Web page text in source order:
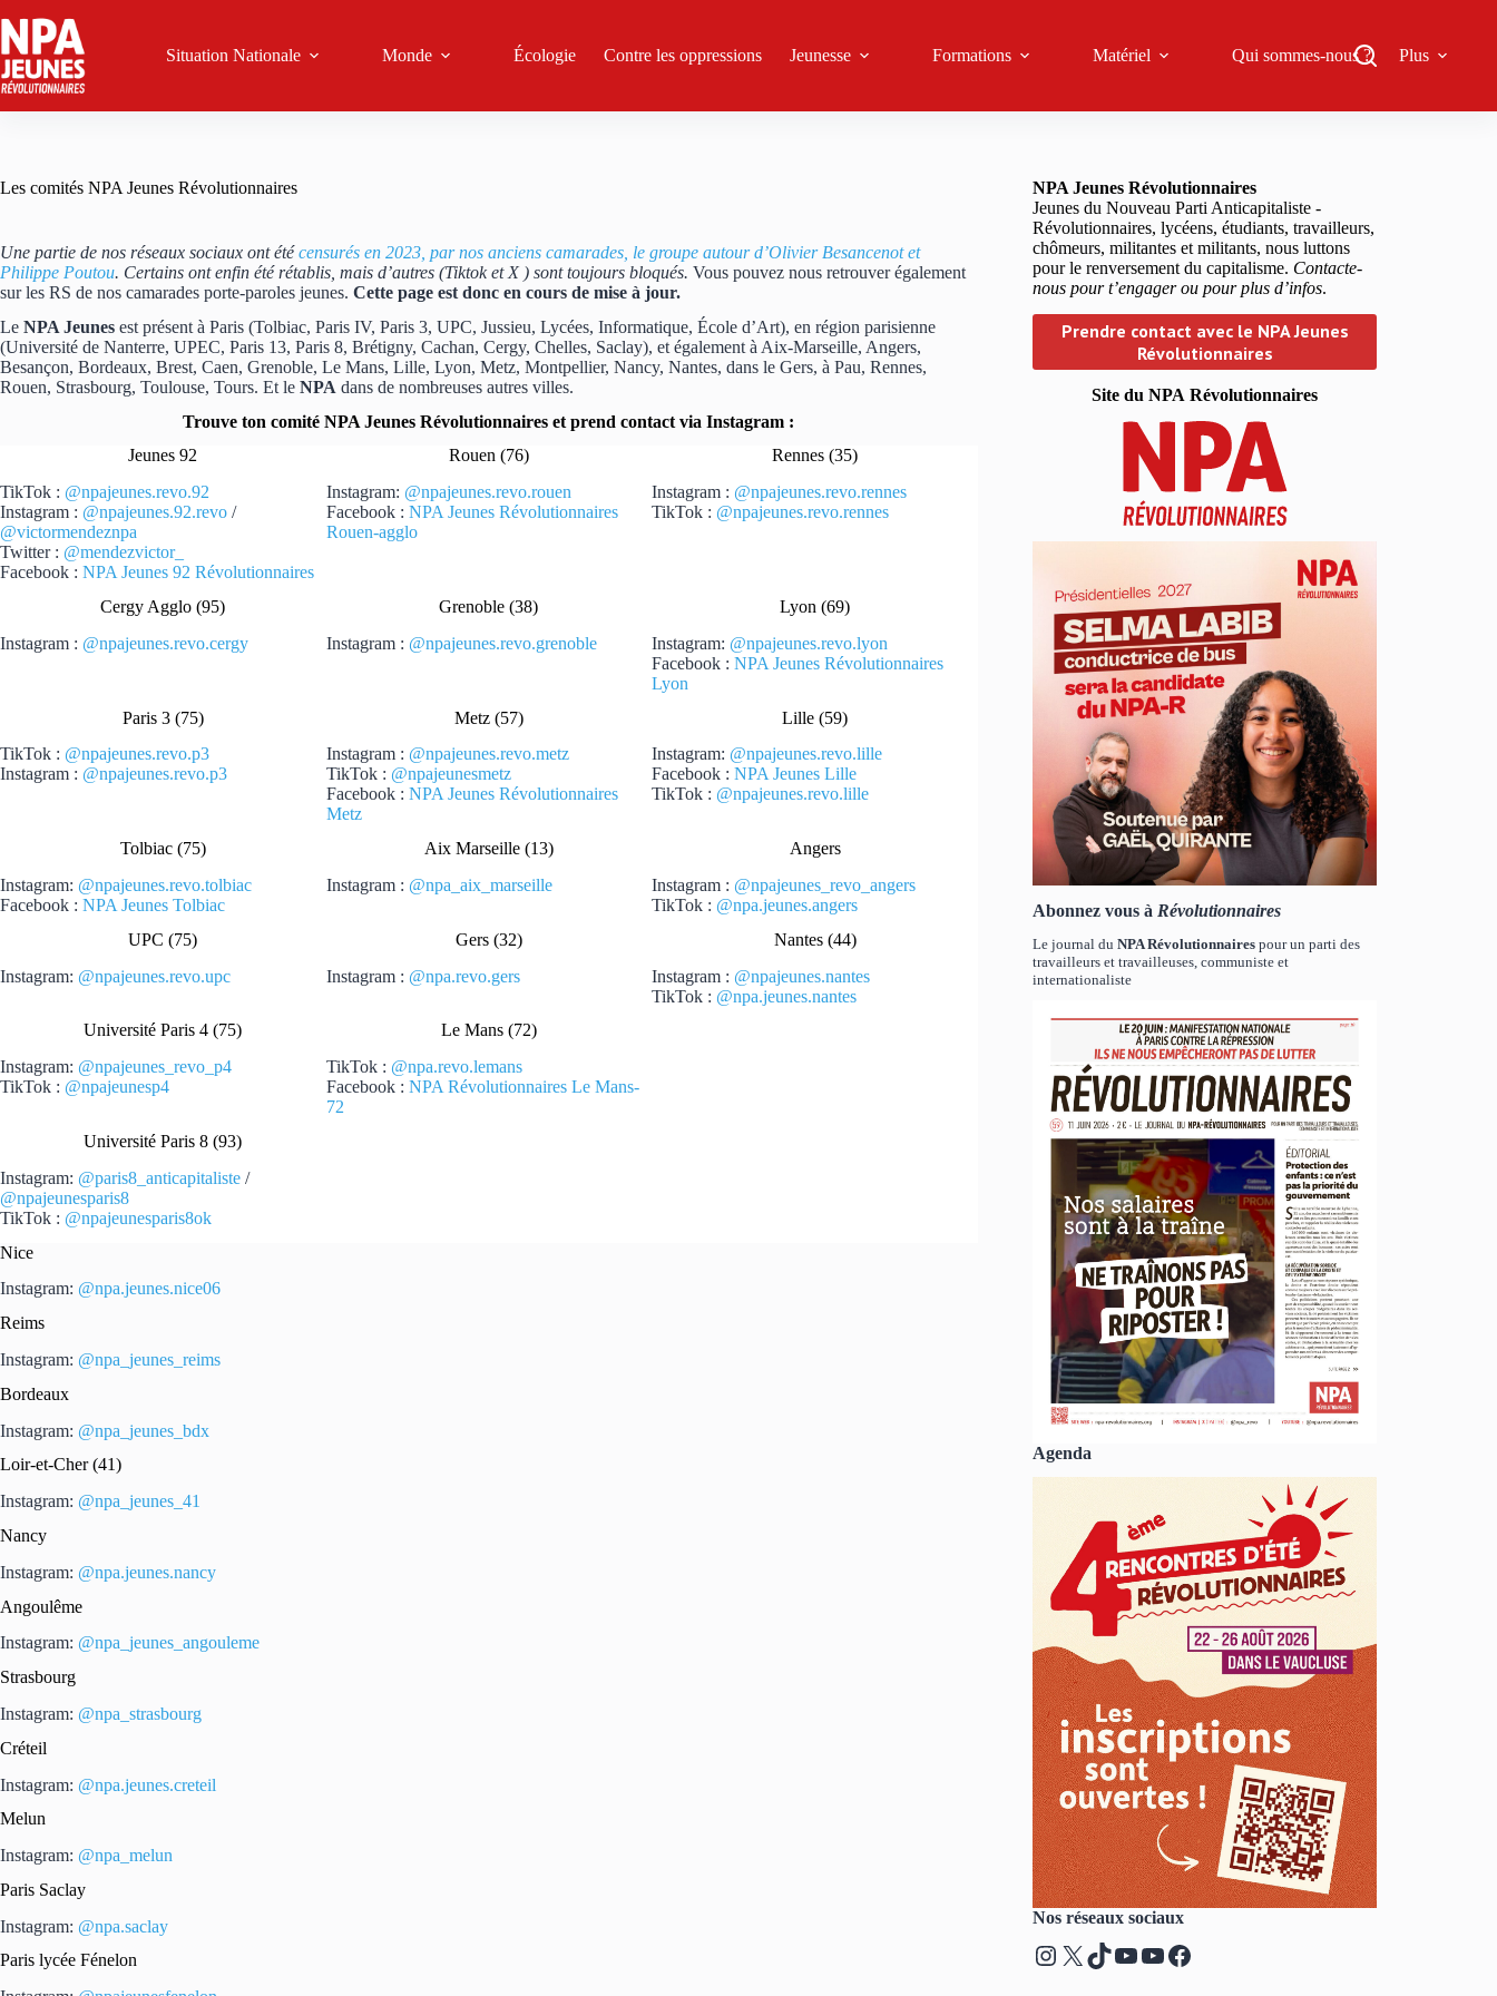
au
contenu
Situation Nationale Monde Écologie Contre les oppressions Jeunesse Formations Matériel Qui sommes-nous ? Plus
Les comités NPA Jeunes Révolutionnaires
Une partie de nos réseaux sociaux ont étécensurés en 2023, par nos anciens camarades, le groupe autour d’Olivier Besancenot et
Philippe Poutou. Certains ont enfin été rétablis, mais d’autres (Tiktok et X ) sont toujours bloqués. Vous pouvez nous retrouver également
sur les RS de nos camarades porte-paroles jeunes. Cette page est donc en cours de mise à jour.
Le NPA Jeunes est présent à Paris (Tolbiac, Paris IV, Paris 3, UPC, Jussieu, Lycées, Informatique, École d’Art), en région parisienne
(Université de Nanterre, UPEC, Paris 13, Paris 8, Brétigny, Cachan, Cergy, Chelles, Saclay), et également à Aix-Marseille, Angers,
Besançon, Bordeaux, Brest, Caen, Grenoble, Le Mans, Lille, Lyon, Metz, Montpellier, Nancy, Nantes, dans le Gers, à Pau, Rennes,
Rouen, Strasbourg, Toulouse, Tours. Et le NPA dans de nombreuses autres villes.
Trouve ton comité NPA Jeunes Révolutionnaires et prend contact via Instagram :
Jeunes 92
TikTok : @npajeunes.revo.92
Instagram : @npajeunes.92.revo /
@victormendeznpa
Twitter : @mendezvictor_
Facebook : NPA Jeunes 92 Révolutionnaires
Rouen (76)
Instagram: @npajeunes.revo.rouen
Facebook : NPA Jeunes Révolutionnaires
Rouen-agglo
Rennes (35)
Instagram : @npajeunes.revo.rennes
TikTok : @npajeunes.revo.rennes
Cergy Agglo (95)
Instagram : @npajeunes.revo.cergy
Grenoble (38)
Instagram : @npajeunes.revo.grenoble
Lyon (69)
Instagram: @npajeunes.revo.lyon
Facebook :NPA Jeunes Révolutionnaires
Lyon
Paris 3 (75)
TikTok : @npajeunes.revo.p3
Instagram : @npajeunes.revo.p3
Metz (57)
Instagram : @npajeunes.revo.metz
TikTok : @npajeunesmetz
Facebook : NPA Jeunes Révolutionnaires
Metz
Lille (59)
Instagram: @npajeunes.revo.lille
Facebook :NPA Jeunes Lille
TikTok : @npajeunes.revo.lille
Tolbiac (75)
Instagram: @npajeunes.revo.tolbiac
Facebook : NPA Jeunes Tolbiac
Aix Marseille (13)
Instagram : @npa_aix_marseille
Angers
Instagram : @npajeunes_revo_angers
TikTok : @npa.jeunes.angers
UPC (75)
Instagram: @npajeunes.revo.upc
Gers (32)
Instagram : @npa.revo.gers
Nantes (44)
Instagram : @npajeunes.nantes
TikTok : @npa.jeunes.nantes
Université Paris 4 (75)
Instagram: @npajeunes_revo_p4
TikTok : @npajeunesp4
Le Mans (72)
TikTok : @npa.revo.lemans
Facebook : NPA Révolutionnaires Le Mans-
72
Université Paris 8 (93)
Instagram: @paris8_anticapitaliste /
@npajeunesparis8
TikTok : @npajeunesparis8ok
Nice
Instagram: @npa.jeunes.nice06
Reims
Instagram: @npa_jeunes_reims
Bordeaux
Instagram: @npa_jeunes_bdx
Loir-et-Cher (41)
Instagram: @npa_jeunes_41
Nancy
Instagram: @npa.jeunes.nancy
Angoulême
Instagram: @npa_jeunes_angouleme
Strasbourg
Instagram: @npa_strasbourg
Créteil
Instagram: @npa.jeunes.creteil
Melun
Instagram: @npa_melun
Paris Saclay
Instagram: @npa.saclay
Paris lycée Fénelon
NPA Jeunes Révolutionnaires
Jeunes du Nouveau Parti Anticapitaliste -
Révolutionnaires, lycéens, étudiants, travailleurs,
chômeurs, militantes et militants, nous luttons
pour le renversement du capitalisme. Contacte-
nous pour t’engager ou pour plus d’infos.
Prendre contact avec le NPA Jeunes
Révolutionnaires
Site du NPA Révolutionnaires
Abonnez vous à Révolutionnaires
Le journal duNPA Révolutionnaires pour un parti des
travailleurs et travailleuses, communiste et
internationaliste
Agenda
Nos réseaux sociaux
Instagram
X TikTok
YouTube
YouTube
Facebook